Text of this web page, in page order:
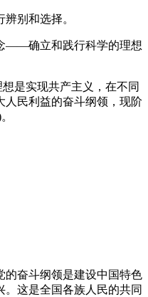
别和选择。
确立和践行科学的理想
是实现共产主义，在不同
人民利益的奋斗纲领，现阶
奋斗纲领是建设中国特色
这是全国各族人民的共同